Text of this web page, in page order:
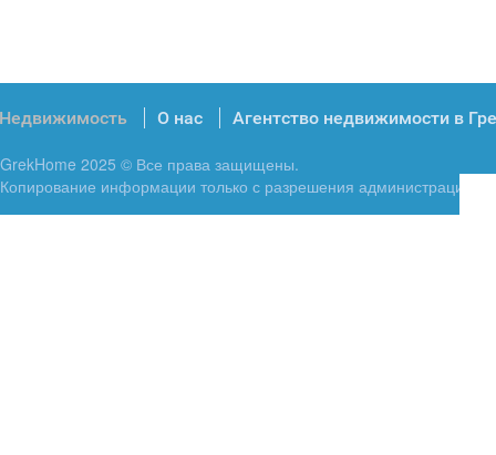
Недвижимость О нас Агентство недвижимости в
GrekHome 2025 © Все права защищены.
Копирование информации только с разрешения администрации.